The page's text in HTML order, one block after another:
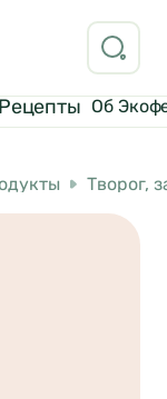
Рецепты Об
Творог,